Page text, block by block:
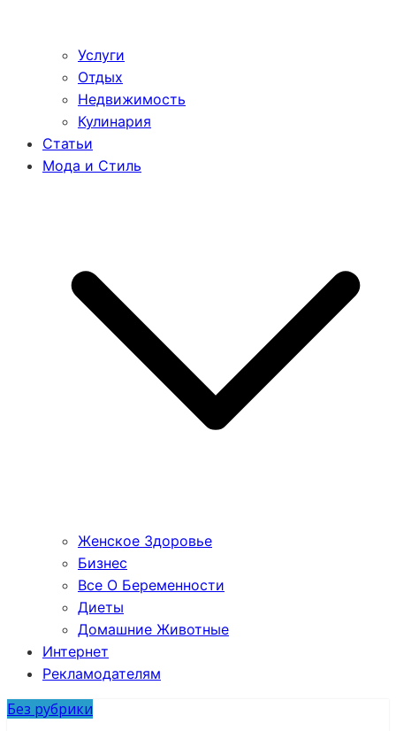
Услуги
Отдых
Недвижимость
Кулинария
Статьи
Мода и Стиль
Женское Здоровье
Бизнес
Все О Беременности
Диеты
Домашние Животные
Интернет
Рекламодателям
Без рубрики